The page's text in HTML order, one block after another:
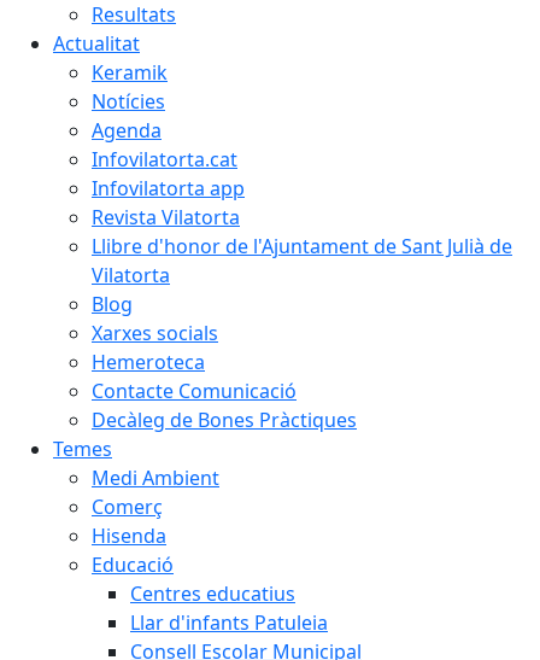
Resultats
Actualitat
Keramik
Notícies
Agenda
Infovilatorta.cat
Infovilatorta app
Revista Vilatorta
Llibre d'honor de l'Ajuntament de Sant Julià de
Vilatorta
Blog
Xarxes socials
Hemeroteca
Contacte Comunicació
Decàleg de Bones Pràctiques
Temes
Medi Ambient
Comerç
Hisenda
Educació
Centres educatius
Llar d'infants Patuleia
Consell Escolar Municipal